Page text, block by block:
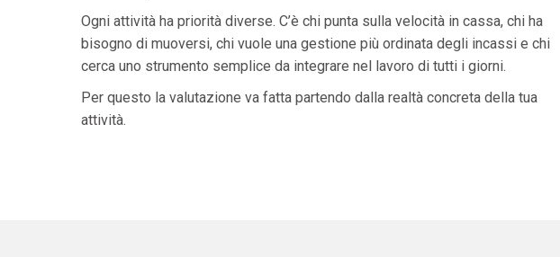
Ogni attività ha priorità diverse. C’è chi punta sulla velocità in cassa, chi ha
bisogno di muoversi, chi vuole una gestione più ordinata degli incassi e chi
cerca uno strumento semplice da integrare nel lavoro di tutti i giorni.
Per questo la valutazione va fatta partendo dalla realtà concreta della tua
attività.